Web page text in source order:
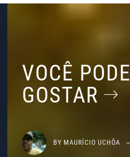
VOCÊ PODE
GOSTAR
BY MAURÍCIO UCHÔA